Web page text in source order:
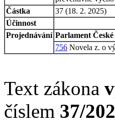
Částka
37 (18. 2. 2025)
Účinnost
Projednávání Parlament
756 Novela z. o
Text zákona
číslem 37/